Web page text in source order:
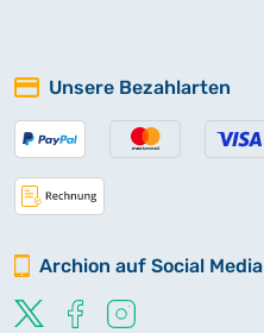
Unsere Bezahlarten
Archion auf Social Media